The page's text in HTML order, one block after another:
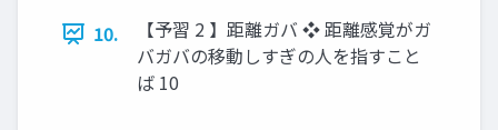
10.
【予習 2 】距離ガバ ❖ 距離感覚がガ
バガバの移動しすぎの人を指すこと
ば 10